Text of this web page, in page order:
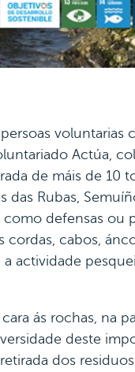
voluntarias
Actúa,
de máis de 10
Rubas,
defensas ou
cordas, cabos,
actividade
ás rochas, na
deste
dos